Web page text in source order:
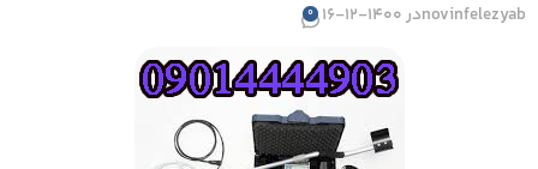
novinfelezyabدر 1400-12-16 0